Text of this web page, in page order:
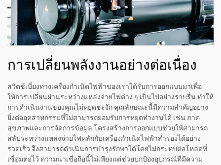
การเปลี่ยนพลังงานอย่างต่อเนื่อง
สวิตช์เบี่ยงทางเครื่องกำเนิดไฟฟ้าของเราได้รับการออกแบบมาเพื่อ
ให้การเปลี่ยนผ่านระหว่างแหล่งจ่ายไฟต่าง ๆ เป็นไปอย่างราบรื่น ทำให้
การดำเนินงานของคุณไม่หยุดชะงัก คุณลักษณะนี้มีความสำคัญอย่าง
ยิ่งต่ออุตสาหกรรมที่ไม่สามารถยอมรับการหยุดทำงานได้ เช่น ภาค
สุขภาพและการจัดการข้อมูล โครงสร้างการออกแบบช่วยให้สามารถ
สลับระหว่างแหล่งจ่ายไฟหลักกับเครื่องกำเนิดไฟฟ้าสำรองได้อย่าง
รวดเร็ว จึงสามารถดำเนินการบำรุงรักษาได้โดยไม่กระทบต่อโหลดที่
เชื่อมต่อไว้ ความน่าเชื่อถือนี้ไม่เพียงแต่ช่วยปกป้องอุปกรณ์ที่มีความ